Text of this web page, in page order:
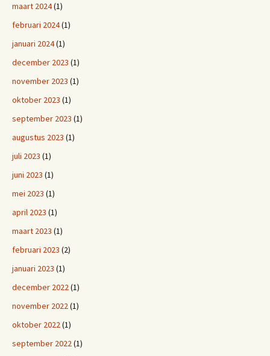
maart 2024(1)
februari 2024(1)
januari 2024(1)
december 2023 (1)
november 2023 (1)
oktober 2023 (1)
september 2023 (1)
augustus 2023 (1)
juli 2023 (1)
juni 2023 (1)
mei 2023 (1)
april 2023 (1)
maart 2023 (1)
februari 2023 (2)
januari 2023 (1)
december 2022(1)
november 2022(1)
oktober 2022(1)
september 2022(1)